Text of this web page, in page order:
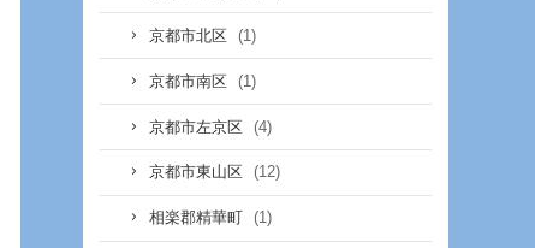
京都市北区 (1)
京都市南区 (1)
京都市左京区 (4)
京都市東山区 (12)
相楽郡精華町 (1)